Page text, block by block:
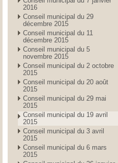
2016
Conseil municipal du 29
décembre 2015
Conseil municipal du 11
décembre 2015
Conseil municipal du 5
novembre 2015
Conseil municipal du 2 octobre
2015
Conseil municipal du 20 août
2015
Conseil municipal du 29 mai
2015
Conseil municipal du 19 avril
2015
Conseil municipal du 3 avril
2015
Conseil municipal du 6 mars
2015